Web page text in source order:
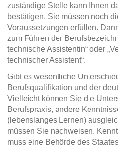
zuständige Stelle kann Ihnen
bestätigen. Sie müssen noch
Voraussetzungen erfüllen.
zum Führen der
technische Assistentin“ oder
technischer Assistent“.
Gibt es wesentliche
Berufsqualifikation und der
Vielleicht können Sie die
Berufspraxis, andere
(lebenslanges Lernen)
müssen Sie nachweisen.
muss eine Behörde des